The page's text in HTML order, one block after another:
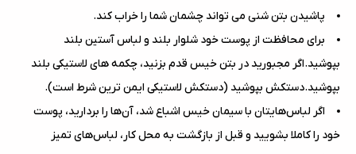
پاشیدن بتن شنی می تواند چشمان شما را خراب کند.
برای محافظت از پوست خود شلوار بلند و لباس آستین بلند
بپوشید.اگر مجبورید در بتن خیس قدم بزنید، چکمه های لاستیکی بلند
بپوشید.دستکش بپوشید (دستکش لاستیکی ایمن ترین شرط است).
اگر لباس‌هایتان با سیمان خیس اشباع شد، آن‌ها را بردارید، پوست
خود را کاملا بشویید و قبل از بازگشت به محل کار، لباس‌های تمیز